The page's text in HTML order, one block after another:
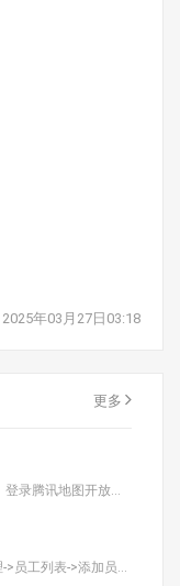
年03月27日03:18
更多
该教程适用于单商户、多商户两个产品一、登录腾讯地图开放平台腾讯地图开放平台地址：https://lbs.qq.com登录腾讯地图并点击控制台二、创建新秘钥(腾讯地图key)在控制台中找到key管理，并
1.添加员工，分配权限步骤：后台员工管理->员工列表->添加员工->填写员工资料登录账户->分配员工权限。如下图。 2.分配权限需注意的事项。给员工分配权限时，不同的角